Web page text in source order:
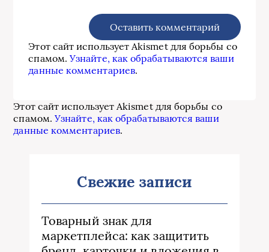
Этот сайт использует Akismet для борьбы со
спамом.Узнайте, как обрабатываются ваши
данные комментариев.
Этот сайт использует Akismet для борьбы со
спамом.Узнайте, как обрабатываются ваши
данные комментариев.
Свежие записи
Товарный знак для
маркетплейса: как защитить